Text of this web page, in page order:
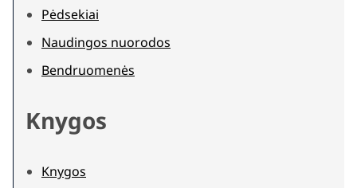
Pėdsekiai
Naudingos nuorodos
Bendruomenės
Knygos
Knygos